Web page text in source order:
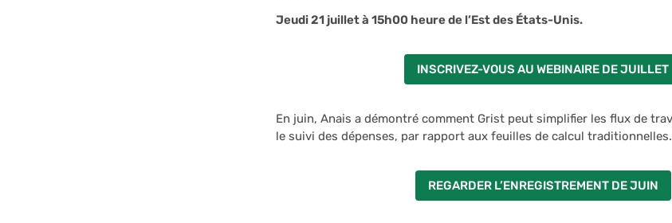
Jeudi 21 juillet à 15h00 heure de l’Est des États-Unis.
INSCRIVEZ-VOUS AU WEBINAIRE DE JUILLET
En juin, Anais a démontré comment Grist peut simplifier les flux de
le suivi des dépenses, par rapport aux feuilles de calcul traditionnelles.
REGARDER L’ENREGISTREMENT DE JUIN